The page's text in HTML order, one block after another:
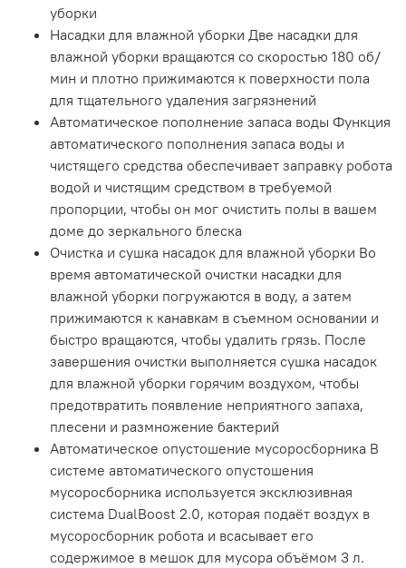
уборки
Насадки для влажной уборки Две насадки для
влажной уборки вращаются со скоростью 180 об/
мин и плотно прижимаются к поверхности пола
для тщательного удаления загрязнений
Автоматическое пополнение запаса воды Функция
автоматического пополнения запаса воды и
чистящего средства обеспечивает заправку робота
водой и чистящим средством в требуемой
пропорции, чтобы он мог очистить полы в вашем
доме до зеркального блеска
Очистка и сушка насадок для влажной уборки Во
время автоматической очистки насадки для
влажной уборки погружаются в воду, а затем
прижимаются к канавкам в съемном основании и
быстро вращаются, чтобы удалить грязь. После
завершения очистки выполняется сушка насадок
для влажной уборки горячим воздухом, чтобы
предотвратить появление неприятного запаха,
плесени и размножение бактерий
Автоматическое опустошение мусоросборника В
системе автоматического опустошения
мусоросборника используется эксклюзивная
система DualBoost 2.0, которая подаёт воздух в
мусоросборник робота и всасывает его
содержимое в мешок для мусора объёмом 3 л.